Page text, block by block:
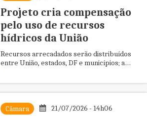
Projeto cria compensação
pelo uso de recursos
hídricos da União
Recursos arrecadados serão distribuídos
entre União, estados, DF e municípios; a
Câmara 21/07/2026 - 14h06